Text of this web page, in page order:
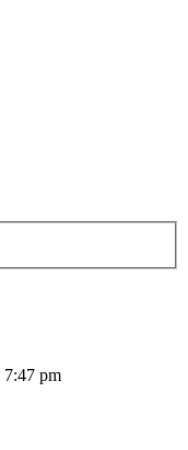
7:47 pm